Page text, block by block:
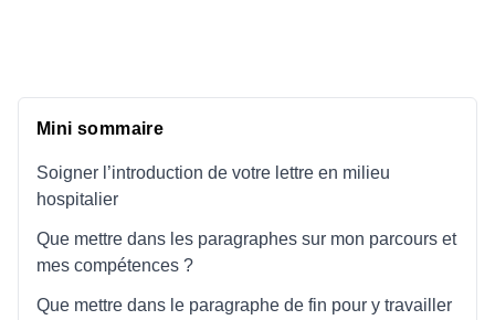
Mini sommaire
Soigner l’introduction de votre lettre en milieu
hospitalier
Que mettre dans les paragraphes sur mon parcours et
mes compétences ?
Que mettre dans le paragraphe de fin pour y travailler